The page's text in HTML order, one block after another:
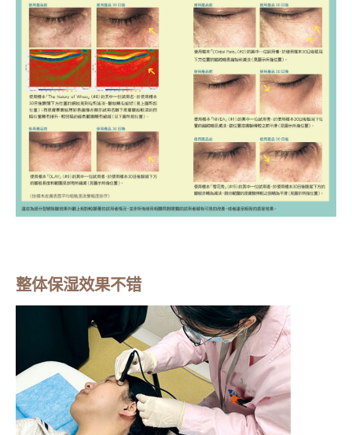
整体保湿效果不错